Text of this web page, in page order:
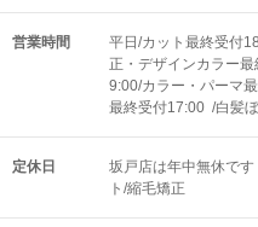
営業時間
平日/カット最終受付
正・デザインカラー
9:00/カラー・パーマ
最終受付17:00 /白髪
定休日
坂戸店は年中無休で
ト/縮毛矯正